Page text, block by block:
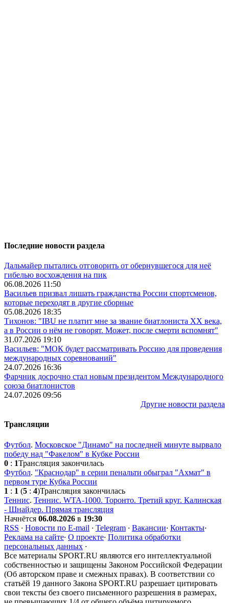
Последние новости раздела
Дальмайер пытались отговорить от обернувшегося для неё
гибелью восхождения на пик
06.08.2026 11:50
Васильев призвал лишать гражданства России спортсменов,
которые переходят в другие сборные
05.08.2026 18:35
Тихонов: "IBU не платит мне за звание биатлониста XX века,
а в России о нём не говорят. Может, после смерти вспомнят"
31.07.2026 19:10
Васильев: "МОК будет рассматривать Россию для проведения
международных соревнований"
24.07.2026 16:36
Фарчник досрочно стал новым президентом Международного
союза биатлонистов
24.07.2026 09:56
Другие новости раздела
Трансляции
Футбол. Московское "Динамо" на последней минуте вырвало
победу над "Факелом" в Кубке России
0 : 1Трансляция закончилась
Футбол. "Краснодар" в серии пенальти обыграл "Ахмат" в
первом туре Кубка России
1 : 1 (5 : 4)Трансляция закончилась
Теннис. Теннис. WTA-1000. Торонто. Третий круг. Калинская
- Шнайдер. Прямая трансляция
Начнётся 06.08.2026 в 19:30
RSS · Новости по E-mail · Telegram · Вакансии· Контакты·
Реклама на сайте· О проекте· Политика обработки
персональных данных ·
Все материалы SPORT.RU являются его интеллектуальной
собственностью и защищены Законом Российской Федерации
(Об авторском праве и смежных правах). В соответствии со
статьёй 19 данного Закона SPORT.RU разрешает цитировать
свои тексты без своего письменного разрешения в размерах,